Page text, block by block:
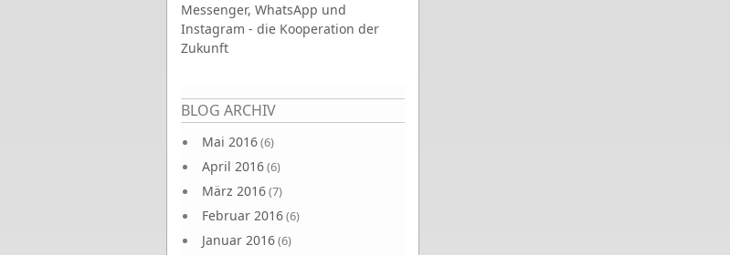
Messenger, WhatsApp und
Instagram - die Kooperation der
Zukunft
BLOG ARCHIV
Mai 2016(6)
April 2016(6)
März 2016(7)
Februar 2016(6)
Januar 2016(6)
Seiten